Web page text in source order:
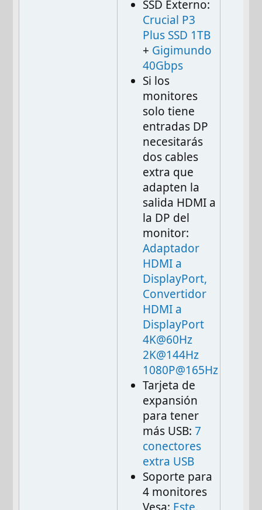
SSD Externo:
Crucial P3
Plus SSD 1TB
+ Gigimundo
40Gbps
Si los
monitores
solo tiene
entradas DP
necesitarás
dos cables
extra que
adapten la
salida HDMI a
la DP del
monitor:
Adaptador
HDMI a
DisplayPort,
Convertidor
HDMI a
DisplayPort
4K@60Hz
2K@144Hz
1080P@165Hz
Tarjeta de
expansión
para tener
más USB:7
conectores
extra USB
Soporte para
4 monitores